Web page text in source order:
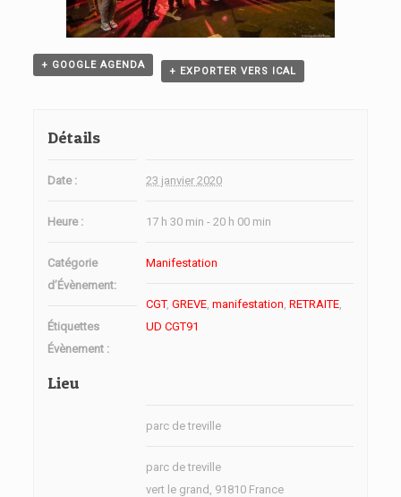
+ GOOGLE AGENDA
+ EXPORTER VERS ICAL
Détails
Date : 23 janvier 2020
Heure : 17 h 30 min - 20 h 00 min
Catégorie
d’Évènement:
Manifestation
Étiquettes
Évènement :
CGT,GREVE ,manifestation ,RETRAITE
UD CGT91
Lieu
parc de treville
parc de treville
vert le grand 91810 France